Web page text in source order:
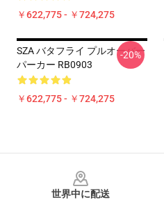
￥622,775 - ￥724,275
SZA バタフライ プルオーバー
パーカー RB0903
￥622,775 - ￥724,275
-20%
世界中に配送